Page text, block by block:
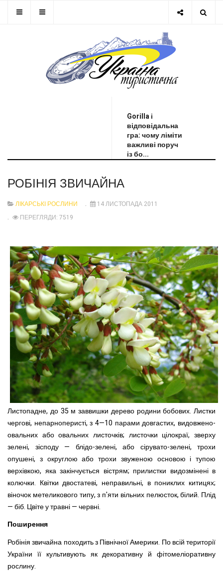
Gorilla і
відповідальна
гра: чому ліміти
важливі поруч
із бо...
РОБІНІЯ ЗВИЧАЙНА
ЛІКАРСЬКІ РОСЛИНИ
14 ЛИСТОПАДА 2011
ПЕРЕГЛЯДИ: 7519
Листопадне, до 35 м заввишки дерево родини бобових. Листки
чергові, непарноперисті, з 4—10 парами довгастих, видовжено-
овальних або овальних листочків; листочки цілокраї, зверху
зелені, зісподу — блідо-зелені, або сірувато-зелені, трохи
опушені, з округлою або трохи звуженою основою і тупою
верхівкою, яка закінчується вістрям; прилистки видозмінені в
колючки. Квітки двостатеві, неправильні, в пониклих китицях;
віночок метеликового типу, з п'яти вільних пелюсток, білий. Плід
— біб. Цвіте у травні — червні.
Поширення
Робінія звичайна походить з Північної Америки. По всій території
України її культивують як декоративну й фітомеліоративну
рослину.